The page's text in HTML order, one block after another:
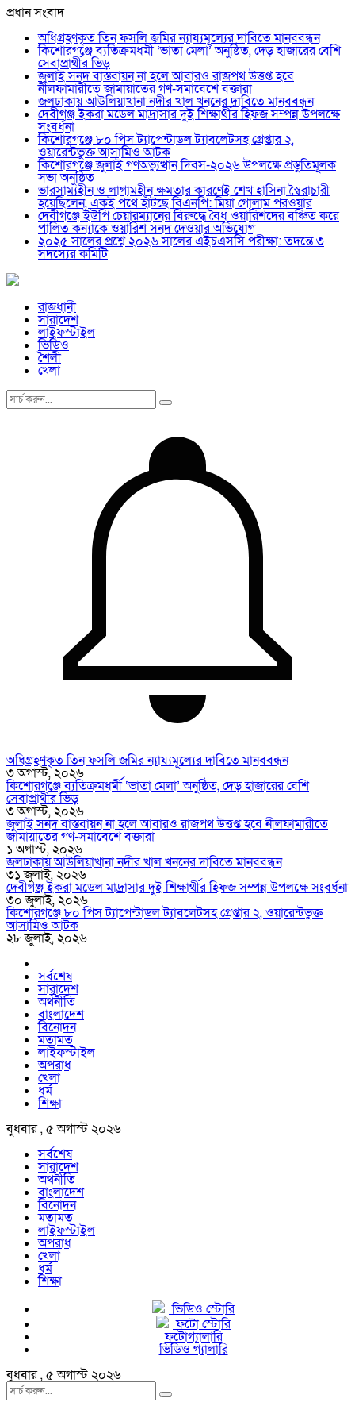
প্রধান সংবাদ
অধিগ্রহণকৃত তিন ফসলি জমির ন্যায্যমূল্যের দাবিতে মানববন্ধন
কিশোরগঞ্জে ব্যতিক্রমধর্মী ‘ভাতা মেলা’ অনুষ্ঠিত, দেড় হাজারের বেশি
সেবাপ্রার্থীর ভিড়
জুলাই সনদ বাস্তবায়ন না হলে আবারও রাজপথ উত্তপ্ত হবে
নীলফামারীতে জামায়াতের গণ-সমাবেশে বক্তারা
জলঢাকায় আউলিয়াখানা নদীর খাল খননের দাবিতে মানববন্ধন
দেবীগঞ্জ ইকরা মডেল মাদ্রাসার দুই শিক্ষার্থীর হিফজ সম্পন্ন উপলক্ষে
সংবর্ধনা
কিশোরগঞ্জে ৮০ পিস ট্যাপেন্টাডল ট্যাবলেটসহ গ্রেপ্তার ২,
ওয়ারেন্টভুক্ত আসামিও আটক
কিশোরগঞ্জে জুলাই গণঅভ্যুত্থান দিবস-২০২৬ উপলক্ষে প্রস্তুতিমূলক
সভা অনুষ্ঠিত
ভারসাম্যহীন ও লাগামহীন ক্ষমতার কারণেই শেখ হাসিনা স্বৈরাচারী
হয়েছিলেন, একই পথে হাঁটছে বিএনপি: মিয়া গোলাম পরওয়ার
দেবীগঞ্জে ইউপি চেয়ারম্যানের বিরুদ্ধে বৈধ ওয়ারিশদের বঞ্চিত করে
পালিত কন্যাকে ওয়ারিশ সনদ দেওয়ার অভিযোগ
২০২৫ সালের প্রশ্নে ২০২৬ সালের এইচএসসি পরীক্ষা: তদন্তে ৩
সদস্যের কমিটি
রাজধানী
সারাদেশ
লাইফস্টাইল
ভিডিও
শৈলী
খেলা
অধিগ্রহণকৃত তিন ফসলি জমির ন্যায্যমূল্যের দাবিতে মানববন্ধন
৩ অগাস্ট, ২০২৬
কিশোরগঞ্জে ব্যতিক্রমধর্মী ‘ভাতা মেলা’ অনুষ্ঠিত, দেড় হাজারের বেশি
সেবাপ্রার্থীর ভিড়
৩ অগাস্ট, ২০২৬
জুলাই সনদ বাস্তবায়ন না হলে আবারও রাজপথ উত্তপ্ত হবে নীলফামারীতে
জামায়াতের গণ-সমাবেশে বক্তারা
১ অগাস্ট, ২০২৬
জলঢাকায় আউলিয়াখানা নদীর খাল খননের দাবিতে মানববন্ধন
৩১ জুলাই, ২০২৬
দেবীগঞ্জ ইকরা মডেল মাদ্রাসার দুই শিক্ষার্থীর হিফজ সম্পন্ন উপলক্ষে সংবর্ধনা
৩০ জুলাই, ২০২৬
কিশোরগঞ্জে ৮০ পিস ট্যাপেন্টাডল ট্যাবলেটসহ গ্রেপ্তার ২, ওয়ারেন্টভুক্ত
আসামিও আটক
২৮ জুলাই, ২০২৬
সর্বশেষ
সারাদেশ
অর্থনীতি
বাংলাদেশ
বিনোদন
মতামত
লাইফস্টাইল
অপরাধ
খেলা
ধর্ম
শিক্ষা
বুধবার , ৫ অগাস্ট ২০২৬
সর্বশেষ
সারাদেশ
অর্থনীতি
বাংলাদেশ
বিনোদন
মতামত
লাইফস্টাইল
অপরাধ
খেলা
ধর্ম
শিক্ষা
ভিডিও স্টোরি
ফটো স্টোরি
ফটোগ্যালারি
ভিডিও গ্যালারি
বুধবার , ৫ অগাস্ট ২০২৬